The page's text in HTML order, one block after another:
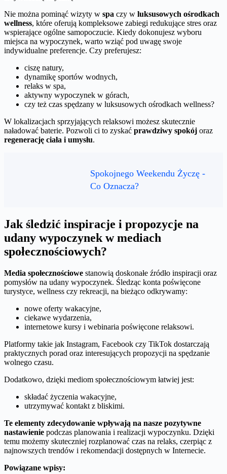
Nie można pominąć wizyty w spa czy w luksusowych ośrodkach
wellness, które oferują kompleksowe zabiegi redukujące stres oraz
wspierające ogólne samopoczucie. Kiedy dokonujesz wyboru
miejsca na wypoczynek, warto wziąć pod uwagę swoje
indywidualne preferencje. Czy preferujesz:
ciszę natury,
dynamikę sportów wodnych,
relaks w spa,
aktywny wypoczynek w górach,
czy też czas spędzany w luksusowych ośrodkach wellness?
W lokalizacjach sprzyjających relaksowi możesz skutecznie
naładować baterie. Pozwoli ci to zyskać prawdziwy spokój oraz
regenerację ciała i umysłu.
Spokojnego Weekendu Życzę -
Co Oznacza?
Jak śledzić inspiracje i propozycje na
udany wypoczynek w mediach
społecznościowych?
Media społecznościowe stanowią doskonałe źródło inspiracji oraz
pomysłów na udany wypoczynek. Śledząc konta poświęcone
turystyce, wellness czy rekreacji, na bieżąco odkrywamy:
nowe oferty wakacyjne,
ciekawe wydarzenia,
internetowe kursy i webinaria poświęcone relaksowi.
Platformy takie jak Instagram, Facebook czy TikTok dostarczają
praktycznych porad oraz interesujących propozycji na spędzanie
wolnego czasu.
Dodatkowo, dzięki mediom społecznościowym łatwiej jest:
składać życzenia wakacyjne,
utrzymywać kontakt z bliskimi.
Te elementy zdecydowanie wpływają na nasze pozytywne
nastawienie podczas planowania i realizacji wypoczynku. Dzięki
temu możemy skuteczniej rozplanować czas na relaks, czerpiąc z
najnowszych trendów i rekomendacji dostępnych w Internecie.
Powiązane wpisy: